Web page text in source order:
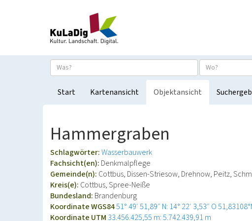
Start Kartenansicht Objektansicht
Hammergraben
Schlagwörter:Wasserbauwerk
Fachsicht(en): Denkmalpflege
Gemeinde(n): Cottbus, Dissen-Striesow, Drehnow, Peitz,
Kreis(e): Cottbus, Spree-Neiße
Bundesland: Brandenburg
Koordinate WGS8451° 49′ 51,89″ N: 14° 22′ 3,53″ O
Koordinate UTM 33.456.425,55 m: 5.742.439,91 m